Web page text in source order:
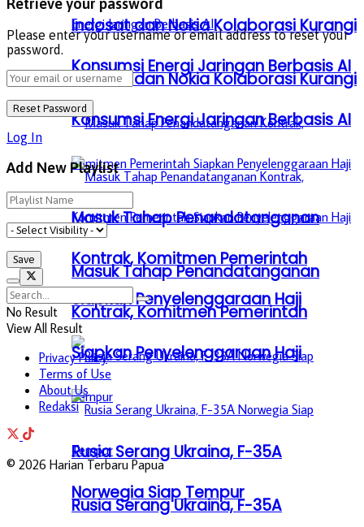
Indosat dan Nokia Kolaborasi Kurangi
Konsumsi Energi Jaringan Berbasis AI
Masuk Tahap Penandatanganan
Kontrak, Komitmen Pemerintah
Siapkan Penyelenggaraan Haji
Rusia Serang Ukraina, F-35A
Norwegia Siap Tempur
Indosat dan Nokia Kolaborasi Kurangi
Konsumsi Energi Jaringan Berbasis AI
Masuk Tahap Penandatanganan
Kontrak, Komitmen Pemerintah
Siapkan Penyelenggaraan Haji
Rusia Serang Ukraina, F-35A
Retrieve your password
Please enter your username or email address to reset your
password.
Log In
Add New Playlist
No Result
View All Result
Privacy Policy
Terms of Use
About Us
Redaksi
© 2026 Harian Terbaru Papua